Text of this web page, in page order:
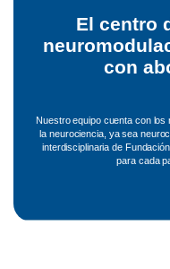
El centro
con
Nuestro equipo cuenta con
la neurociencia, ya sea
interdisciplinaria de
para cada